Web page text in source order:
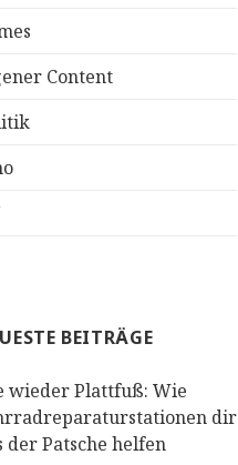
Content
BEITRÄGE
wieder Plattfuß: Wie
dir
der Patsche helfen